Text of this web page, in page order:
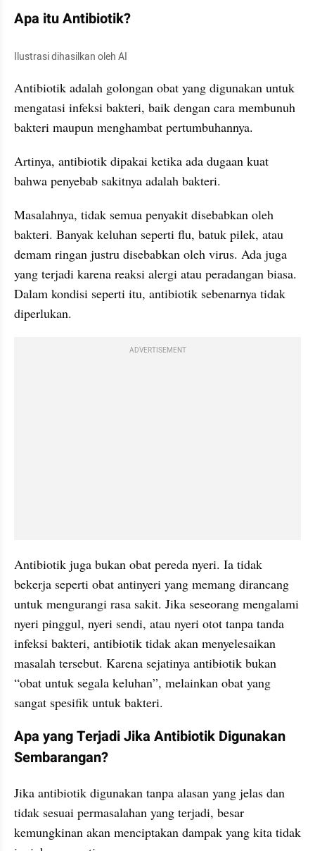
Apa itu Antibiotik?
Ilustrasi dihasilkan oleh AI
Antibiotik adalah golongan obat yang digunakan untuk
mengatasi infeksi bakteri, baik dengan cara membunuh
bakteri maupun menghambat pertumbuhannya.
Artinya, antibiotik dipakai ketika ada dugaan kuat
bahwa penyebab sakitnya adalah bakteri.
Masalahnya, tidak semua penyakit disebabkan oleh
bakteri. Banyak keluhan seperti flu, batuk pilek, atau
demam ringan justru disebabkan oleh virus. Ada juga
yang terjadi karena reaksi alergi atau peradangan biasa.
Dalam kondisi seperti itu, antibiotik sebenarnya tidak
diperlukan.
ADVERTISEMENT
Antibiotik juga bukan obat pereda nyeri. Ia tidak
bekerja seperti obat antinyeri yang memang dirancang
untuk mengurangi rasa sakit. Jika seseorang mengalami
nyeri pinggul, nyeri sendi, atau nyeri otot tanpa tanda
infeksi bakteri, antibiotik tidak akan menyelesaikan
masalah tersebut. Karena sejatinya antibiotik bukan
“obat untuk segala keluhan”, melainkan obat yang
sangat spesifik untuk bakteri.
Apa yang Terjadi Jika Antibiotik Digunakan
Sembarangan?
Jika antibiotik digunakan tanpa alasan yang jelas dan
tidak sesuai permasalahan yang terjadi, besar
kemungkinan akan menciptakan dampak yang kita tidak